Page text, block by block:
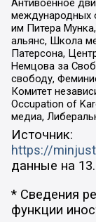
Антивоенное
международных
им Питера
альянс, Школа
Патерсона,
Немцова за
свободу,
Комитет
Occupation of
медиа,
Источник:
https://
данные на
* Сведения
функции